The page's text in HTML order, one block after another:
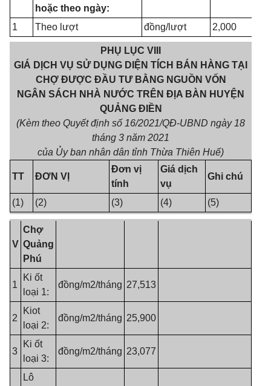
hoặc theo ngày:
1
Theo lượt đồng/lượt 2,000
PHỤ LỤC VIII
GIÁ DỊCH VỤ SỬ DỤNG DIỆN TÍCH BÁN HÀNG TẠI
CHỢ ĐƯỢC ĐẦU TƯ BẰNG NGUỒN VỐN
NGÂN SÁCH NHÀ NƯỚC TRÊN ĐỊA BÀN HUYỆN
QUẢNG ĐIỀN
(Kèm theo Quyết định số 16/2021/QĐ-UBND ngày 18
tháng 3 năm 2021
của Ủy ban nhân dân tỉnh Thừa Thiên Huế)
TT ĐƠN VỊ
Đơn vị
tính
Giá dịch
vụ
Ghi chú
(1) (2) (3) (4) (5)
V
Chợ
Quảng
Phú
1
Ki ốt
loại 1:
đồng/m2/tháng 27,513
2
Kiot
loại 2:
đồng/m2/tháng 25,900
3
Ki ốt
loại 3:
đồng/m2/tháng 23,077
Lô